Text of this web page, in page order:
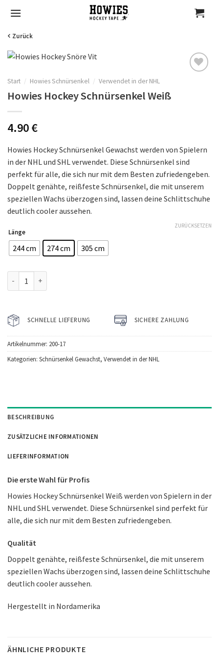
Zurück
Start / Howies Schnürsenkel / Verwendet in der NHL
Howies Hockey Schnürsenkel Weiß
4.90€
Howies Hockey Schnürsenkel Gewachst werden von Spielern
in der NHL und SHL verwendet. Diese Schnürsenkel sind
perfekt für alle, die sich nur mit dem Besten zufriedengeben.
Doppelt genähte, reißfeste Schnürsenkel, die mit unserem
speziellen Wachs überzogen sind, lassen deine Schlittschuhe
deutlich cooler aussehen.
Länge
244 cm 274 cm 305 cm
ZURÜCKSETZEN
SCHNELLE LIEFERUNG SICHERE ZAHLUNG
Artikelnummer: 200-17
Kategorien: Schnürsenkel Gewachst, Verwendet in der NHL
BESCHREIBUNG
ZUSÄTZLICHE INFORMATIONEN
LIEFERINFORMATION
Die erste Wahl für Profis
Howies Hockey Schnürsenkel Weiß werden von Spielern in der
NHL und SHL verwendet. Diese Schnürsenkel sind perfekt für
alle, die sich nur mit dem Besten zufriedengeben.
Qualität
Doppelt genähte, reißfeste Schnürsenkel, die mit unserem
speziellen Wachs überzogen sind, lassen deine Schlittschuhe
deutlich cooler aussehen.
Hergestellt in Nordamerika
ÄHNLICHE PRODUKTE